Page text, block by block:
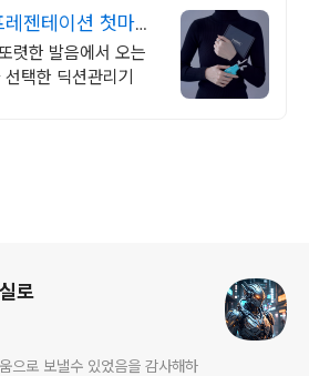
젠테이션 첫마디
렷한 발음에서 오는
택한 딕션관리기
로
으로 보낼수 있었음을 감사해하